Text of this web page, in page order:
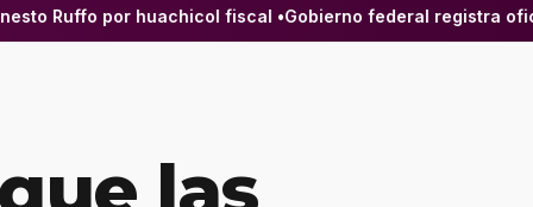
Ruffo por huachicol fiscal •Gobierno federal registra